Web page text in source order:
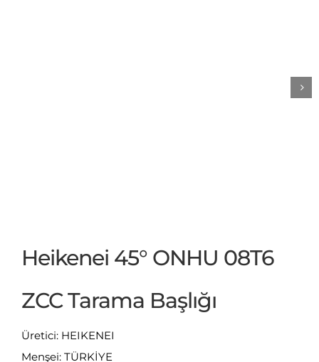
Heikenei 45° ONHU 08T6
ZCC Tarama Başlığı
Üretici: HEIKENEI
Menşei: TÜRKİYE